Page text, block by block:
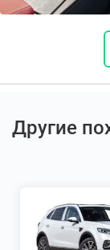
Другие